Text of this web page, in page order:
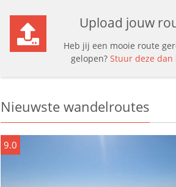
Upload jouw
Heb jij een mooie route
gelopen? Stuur deze dan
Nieuwste wandelroutes
9.0